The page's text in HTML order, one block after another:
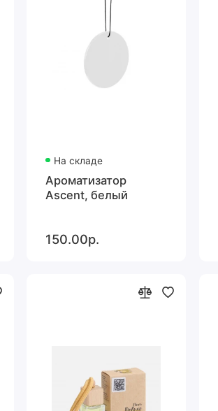
На складе
Ароматизатор
Ascent, белый
150.00р.